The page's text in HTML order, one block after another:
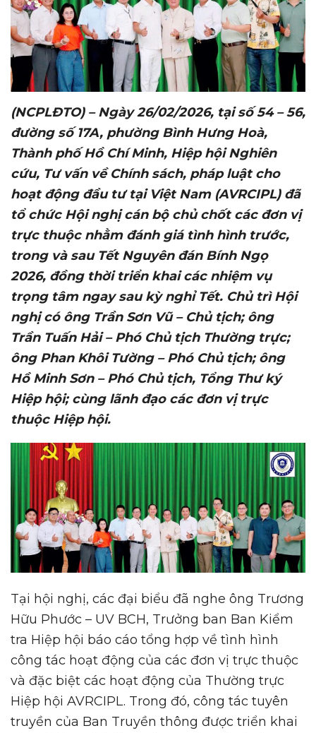
(NCPLĐTO) – Ngày 26/02/2026, tạisố 54 – 56,
đường số 17A, phường Bình Hưng Hoà,
Thành phố Hồ Chí Minh, Hiệp hội Nghiên
cứu, Tư vấn về Chính sách, pháp luật cho
hoạt động đầu tư tại Việt Nam (AVRCIPL) đã
tổ chức Hội nghị cán bộ chủ chốt cácđơn vị
trực thuộc nhằm đánh giá tình hình trước,
trong và sau Tết Nguyên đán Bính Ngọ
2026, đồng thời triển khai các nhiệm vụ
trọng tâm ngay sau kỳ nghỉ Tết. ChủtrìHội
nghị cóông Trần Sơn Vũ – Chủ tịch; ông
Trần Tuấn Hải – Phó Chủ tịch Thường trực;
ông Phan Khôi Tường – Phó Chủ tịch; ông
Hồ Minh Sơn – Phó Chủ tịch, Tổng Thư ký
Hiệp hội; cùng lãnh đạo các đơn vị trực
thuộc Hiệp hội.
Tại hội nghị, các đại biểu đã nghe ông Trương
Hữu Phước – UV BCH, Trưởng ban Ban Kiểm
tra Hiệp hội báo cáo tổng hợp về tình hình
công tác hoạt động của các đơn vị trực thuộc
và đặc biệt các hoạt động của Thường trực
Hiệp hội AVRCIPL. Trong đó, công tác tuyên
truyền của Ban Truyền thông được triển khai